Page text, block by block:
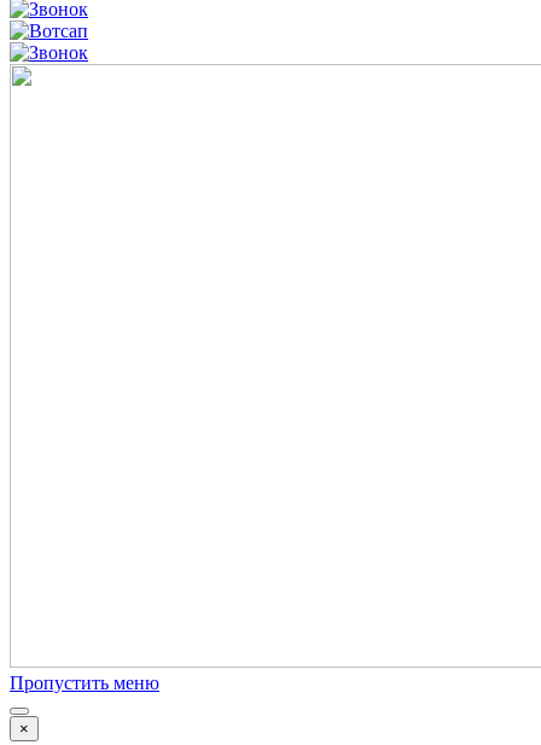
Пропустить меню
×